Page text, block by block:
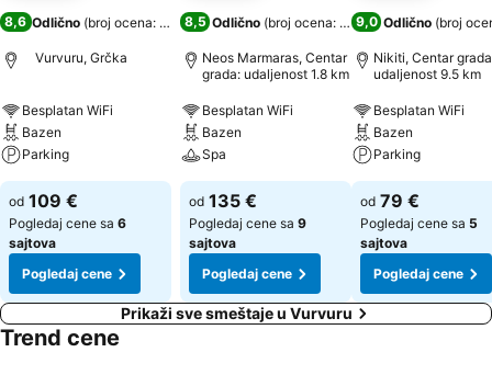
8,6 Odlično (broj ocena: 908)
Vurvuru, Grčka
Besplatan WiFi
Bazen
Parking
od 109 €
Pogledaj cene sa 6
sajtova
Pogledaj cene
8,5 Odlično (broj ocena: 7.992)
Neos Marmaras, Centar
grada: udaljenost 1.8 km
Besplatan WiFi
Bazen
Spa
od 135 €
Pogledaj cene sa 9
sajtova
Pogledaj cene
9,0 Odlično (broj
Nikiti, Centar
udaljenost 9.5 km
Besplatan WiFi
Bazen
Parking
od 79 €
Pogledaj cene sa 5
sajtova
Pogledaj cene
Prikaži sve smeštaje u Vurvuru
Trend cene